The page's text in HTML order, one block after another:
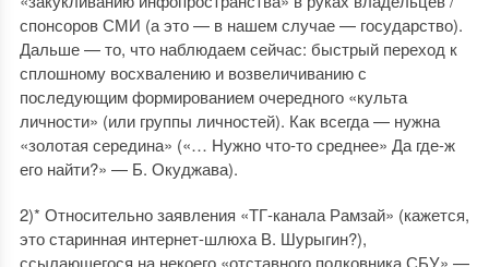
спонсоров СМИ (а это — в нашем случае — государство).
Дальше — то, что наблюдаем сейчас: быстрый переход к
сплошному восхвалению и возвеличиванию с
последующим формированием очередного «культа
личности» (или группы личностей). Как всегда — нужна
«золотая середина» («… Нужно что-то среднее» Да где-ж
его найти?» — Б. Окуджава).
2)* Относительно заявления «ТГ-канала Рамзай» (кажется,
это старинная интернет-шлюха В. Шурыгин?),
ссылающегося на некоего «отставного полковника СБУ» —